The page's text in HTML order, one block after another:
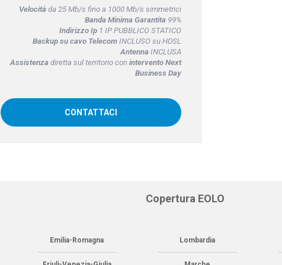
Velocitàda 25 Mb/s fino a 1000 Mb/s simmetrici
Banda Minima Garantita99%
Indirizzo Ip1 IP PUBBLICO STATICO
Backup su cavo TelecomINCLUSO su HDSL
AntennaINCLUSA
Assistenza diretta sul territorio con intervento Next
Business Day
CONTATTACI
Copertura EOLO
Emilia-Romagna Lombardia